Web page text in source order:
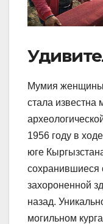
Мумия женщины
стала известна
1956 году в
юге
сохранившиеся
захороненной
назад.
могильном